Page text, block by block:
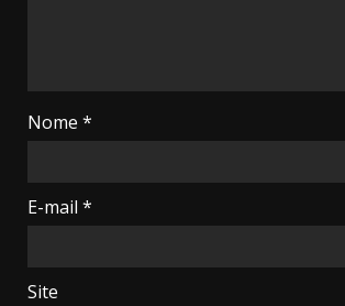
Nome *
E-mail *
Site